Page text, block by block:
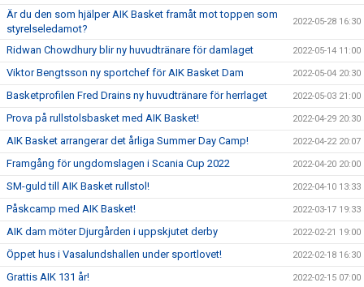
Är du den som hjälper AIK Basket framåt mot toppen som
styrelseledamot?
2022-05-28 16:30
Ridwan Chowdhury blir ny huvudtränare för damlaget 2022-05-14 11:00
Viktor Bengtsson ny sportchef för AIK Basket Dam 2022-05-04 20:30
Basketprofilen Fred Drains ny huvudtränare för herrlaget 2022-05-03 21:00
Prova på rullstolsbasket med AIK Basket! 2022-04-29 20:30
AIK Basket arrangerar det årliga Summer Day Camp! 2022-04-22 20:07
Framgång för ungdomslagen i Scania Cup 2022 2022-04-20 20:00
SM-guld till AIK Basket rullstol! 2022-04-10 13:33
Påskcamp med AIK Basket! 2022-03-17 19:33
AIK dam möter Djurgården i uppskjutet derby 2022-02-21 19:00
Öppet hus i Vasalundshallen under sportlovet! 2022-02-18 16:30
Grattis AIK 131 år! 2022-02-15 07:00